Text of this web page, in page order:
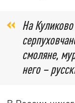
На
смоляне,
него –